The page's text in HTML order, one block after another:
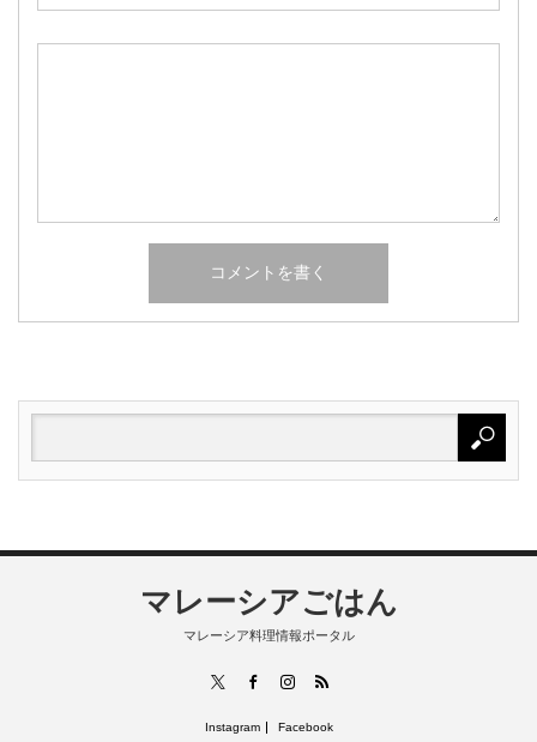
マレーシアごはん
マレーシア料理情報ポータル
FacebookInstagram
RSS
Instagram Facebook